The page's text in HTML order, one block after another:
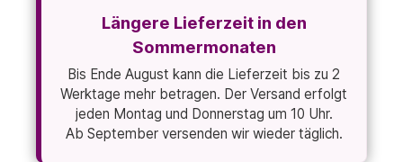
Längere Lieferzeit in den
Sommermonaten
Bis Ende August kann die Lieferzeit bis zu 2
Werktage mehr betragen. Der Versand erfolgt
jeden Montag und Donnerstag um 10 Uhr.
Ab September versenden wir wieder täglich.